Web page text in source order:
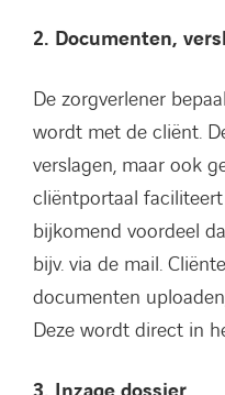
2. Documenten,
De zorgverlener
wordt met de cliënt.
verslagen, maar ook
cliëntportaal
bijkomend voordeel
bijv. via de mail.
documenten
Deze wordt direct in